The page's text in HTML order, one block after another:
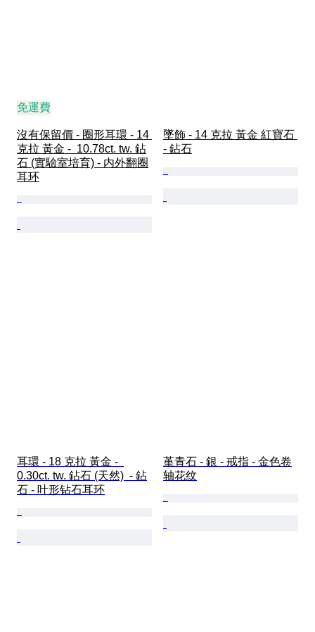
免運費
沒有保留價 - 圈形耳環 - 14
克拉 黃金 -  10.78ct. tw. 鉆
石 (實驗室培育) - 内外翻圈
耳环
墜飾 - 14 克拉 黃金 紅寶石
- 鉆石
耳環 - 18 克拉 黃金 -
0.30ct. tw. 鉆石 (天然)  - 鉆
石 - 叶形钻石耳环
堇青石 - 銀 - 戒指 - 金色卷
轴花纹